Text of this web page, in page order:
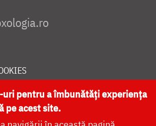
PENTRU CATEDRALA NAȚIONALĂ
uri pentru a îmbunătăți experiența
pe acest site.